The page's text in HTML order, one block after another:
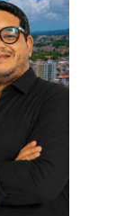
22/01/20
de terras na
envolve inventário
fraudulento em caso
reconhecido pelo MP